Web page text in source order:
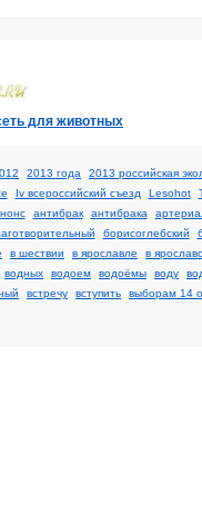
для животных
2013 года
2013 российская
Iv всероссийский съезд Lesohot
антибрак антибрака
борисоглебский
в шествии в ярославле
в
водных водоем водоёмы воду
встречу вступить выборам 14